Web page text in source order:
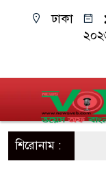
ঢাকা
শিরোনাম :